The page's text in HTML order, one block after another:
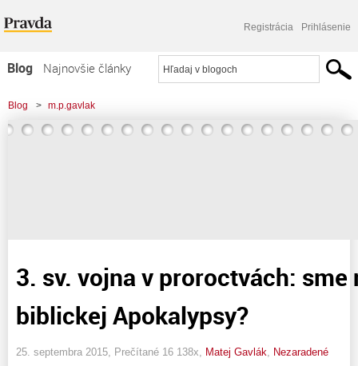
Registrácia Prihlásenie
Blog
Najnovšie články
Najčítanejšie články
Najkomentovanejšie články
Blog > m.p.gavlak
3. sv. vojna v proroctvách: sme
biblickej Apokalypsy?
25. septembra 2015, Prečítané 16 138x, Matej Gavlák Nezaradené